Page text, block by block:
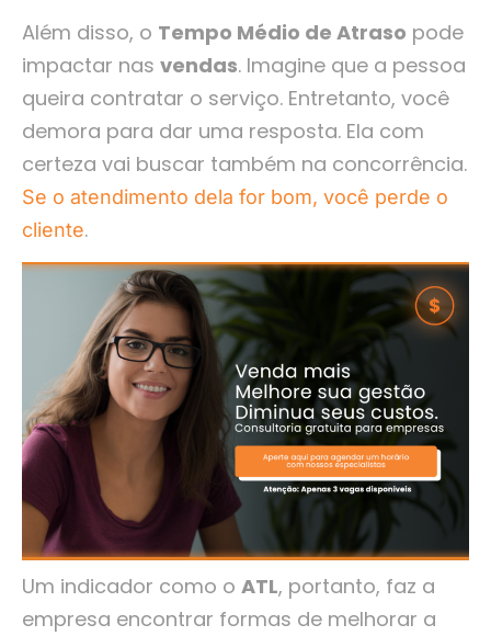
Além disso, o Tempo Médio de Atraso pode
impactar nas vendas. Imagine que a pessoa
queira contratar o serviço. Entretanto, você
demora para dar uma resposta. Ela com
certeza vai buscar também na concorrência.
Se o atendimento dela for bom, você perde o
cliente.
Um indicador como o ATL, portanto, faz a
empresa encontrar formas de melhorar a